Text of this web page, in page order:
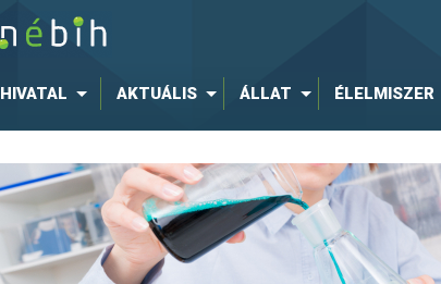
HIVATAL AKTUÁLIS ÁLLAT ÉLELMISZER